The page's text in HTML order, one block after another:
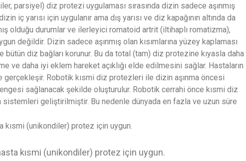
parsiyel) diz protezi uygulaması sırasında dizin sadece aşınmış
iç yarısı için uygulanır ama dış yarısı ve diz kapağının altında da
olduğu durumlar ve ilerleyici romatoid artrit (iltihaplı romatizma),
değildir. Dizin sadece aşınmış olan kısımlarına yüzey kaplaması
bütün diz bağları korunur. Bu da total (tam) diz protezine kıyasla daha
ve daha iyi eklem hareket açıklığı elde edilmesini sağlar. Hastaların
Robotik kısmi diz protezleri ile dizin aşınma öncesi
sağlanacak şekilde oluşturulur. Robotik cerrahi önce kısmi diz
geliştirilmiştir. Bu nedenle dünyada en fazla ve uzun süre
kısmi (unikondiler) protez için uygun.